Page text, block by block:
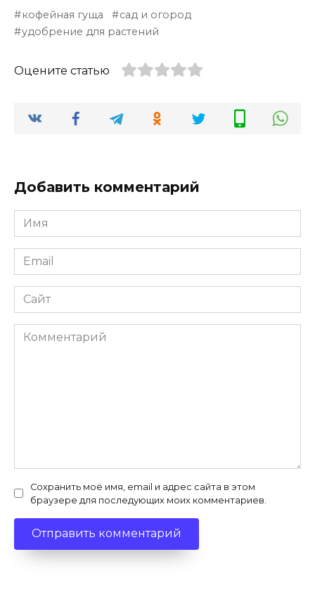
кофейная гуща
сад и огород
удобрение для растений
Оцените статью
Добавить комментарий
Имя
*
Email
*
Сайт
Комментарий
Сохранить моё имя, email и адрес сайта в этом
браузере для последующих моих комментариев.